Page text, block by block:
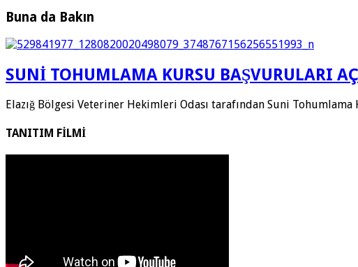
Buna da Bakın
SUNİ TOHUMLAMA KURSU BAŞVURULARI
Elazığ Bölgesi Veteriner Hekimleri Odası tarafından Suni
TANITIM FİLMİ